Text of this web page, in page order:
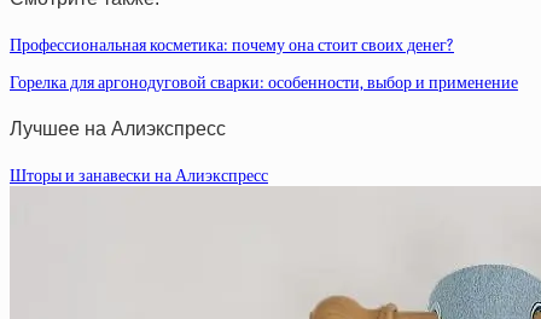
Профессиональная косметика: почему она стоит своих денег?
Горелка для аргонодуговой сварки: особенности, выбор и применение
Лучшее на Алиэкспресс
Шторы и занавески на Алиэкспресс